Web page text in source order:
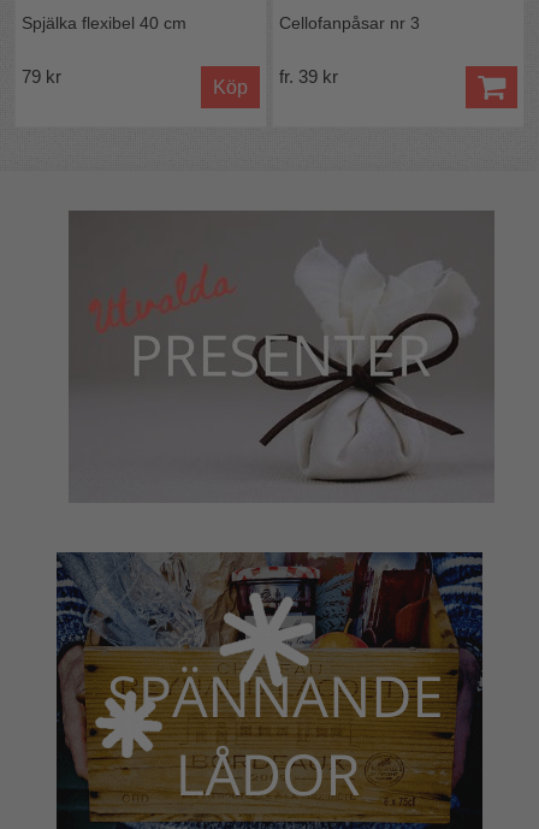
Spjälka flexibel 40 cm
79 kr
Köp
Cellofanpåsar nr 3
fr. 39 kr